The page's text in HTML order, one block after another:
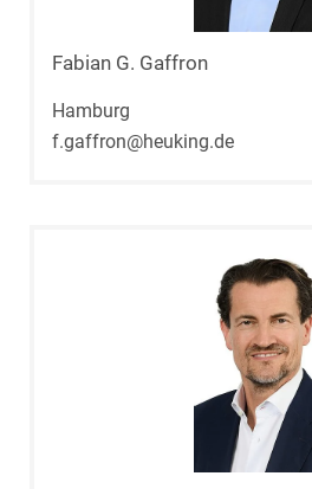
Fabian G. Gaffron
Hamburg
f.gaffron@heuking.de